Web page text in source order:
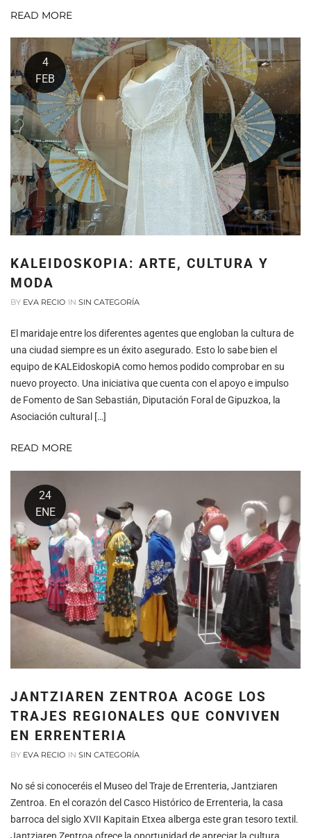
READ MORE
4
FEB
KALEIDOSKOPIA: ARTE, CULTURA Y
MODA
BY EVA RECIO IN SIN CATEGORÍA
El maridaje entre los diferentes agentes que engloban la cultura de
una ciudad siempre es un éxito asegurado. Esto lo sabe bien el
equipo de KALEidoskopiA como hemos podido comprobar en su
nuevo proyecto. Una iniciativa que cuenta con el apoyo e impulso
de Fomento de San Sebastián, Diputación Foral de Gipuzkoa, la
Asociación cultural […]
READ MORE
24
ENE
JANTZIAREN ZENTROA ACOGE LOS
TRAJES REGIONALES QUE CONVIVEN
EN ERRENTERIA
BY EVA RECIO IN SIN CATEGORÍA
No sé si conoceréis el Museo del Traje de Errenteria, Jantziaren
Zentroa. En el corazón del Casco Histórico de Errenteria, la casa
barroca del siglo XVII Kapitain Etxea alberga este gran tesoro textil.
Jantziaren Zentroa ofrece la oportunidad de apreciar la cultura,